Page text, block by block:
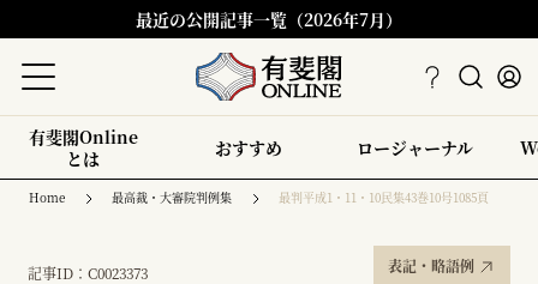
最近の公開記事一覧（2026年7月）
有斐閣Online
とは
おすすめ ロージャーナル
Home 最高裁・大審院判例集 最判平成1・11・10民集43巻10号1085頁
記事ID：C0023373 表記・略語例